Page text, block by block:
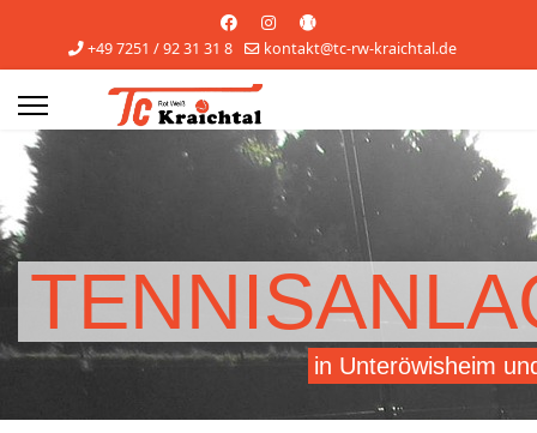
+49 7251 / 92 31 31 8 kontakt@tc-rw-kraichtal.de
in Unteröwisheim